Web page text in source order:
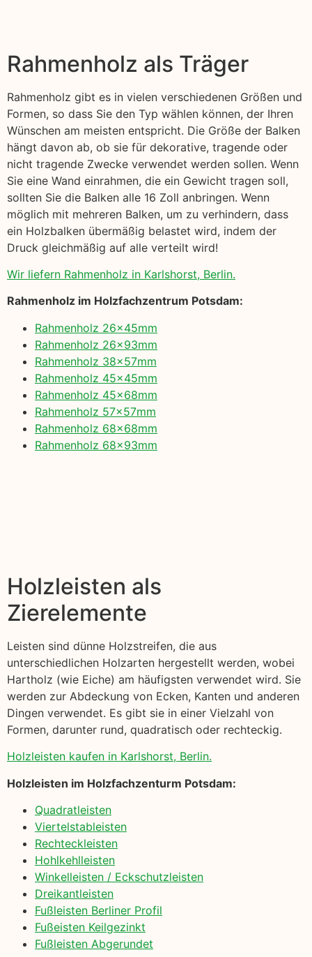
Rahmenholz als Träger
Rahmenholz gibt es in vielen verschiedenen Größen und
Formen, so dass Sie den Typ wählen können, der Ihren
Wünschen am meisten entspricht. Die Größe der Balken
hängt davon ab, ob sie für dekorative, tragende oder
nicht tragende Zwecke verwendet werden sollen. Wenn
Sie eine Wand einrahmen, die ein Gewicht tragen soll,
sollten Sie die Balken alle 16 Zoll anbringen. Wenn
möglich mit mehreren Balken, um zu verhindern, dass
ein Holzbalken übermäßig belastet wird, indem der
Druck gleichmäßig auf alle verteilt wird!
Wir liefern Rahmenholz in Karlshorst, Berlin.
Rahmenholz im Holzfachzentrum Potsdam:
Rahmenholz 26x45mm
Rahmenholz 26x93mm
Rahmenholz 38x57mm
Rahmenholz 45x45mm
Rahmenholz 45x68mm
Rahmenholz 57x57mm
Rahmenholz 68x68mm
Rahmenholz 68x93mm
Holzleisten als
Zierelemente
Leisten sind dünne Holzstreifen, die aus
unterschiedlichen Holzarten hergestellt werden, wobei
Hartholz (wie Eiche) am häufigsten verwendet wird. Sie
werden zur Abdeckung von Ecken, Kanten und anderen
Dingen verwendet. Es gibt sie in einer Vielzahl von
Formen, darunter rund, quadratisch oder rechteckig.
Holzleisten kaufen in Karlshorst, Berlin.
Holzleisten im Holzfachzenturm Potsdam:
Quadratleisten
Viertelstableisten
Rechteckleisten
Hohlkehlleisten
Winkelleisten / Eckschutzleisten
Dreikantleisten
Fußleisten Berliner Profil
Fußeisten Keilgezinkt
Fußleisten Abgerundet